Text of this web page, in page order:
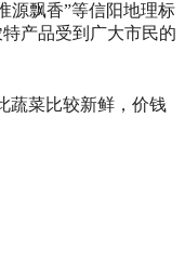
源飘香”等信阳地理标
产品受到广大市民的
蔬菜比较新鲜，价钱